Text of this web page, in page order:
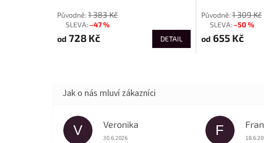
1 383 Kč
–47 %
od 728 Kč DETAIL
1 309 Kč
–50 %
od 655 Kč
V Veronika
Hodnocení obchodu je 5 z 5 hvězdiček.
30.6.2026
F